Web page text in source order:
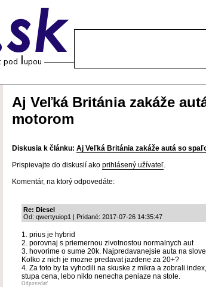
Aj Veľká Británia zakáže
motorom
Diskusia k článku: Aj Veľká Británia zakáže autá so
Prispievajte do diskusií ako prihlásený užívateľ.
Komentár, na ktorý odpovedáte:
Re: Diesel
Od: qwertyuiop1 | Pridané: 2017-07-26 14:35:47
1. prius je hybrid
2. porovnaj s priemernou zivotnostou normalnych aut
3. hovorime o sume 20k. Najpredavanejsie auta na
Kolko z nich je mozne predavat jazdene za 20+?
4. Za toto by ta vyhodili na skuske z mikra a zobrali
stupa cena, lebo nikto nenecha peniaze na stole.
Odpovedať